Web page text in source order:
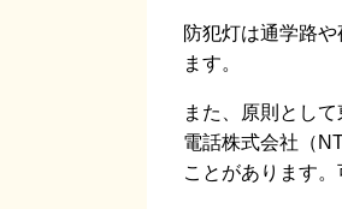
防犯灯は通学路
ます。
また、原則とし
電話株式会社（
ことがあります